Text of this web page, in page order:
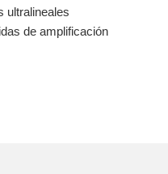
ultralineales
de amplificación